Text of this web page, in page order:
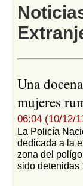
Una
mujeres
06:04 (10/12/
La Policía
dedicada a la
zona del
sido detenidas